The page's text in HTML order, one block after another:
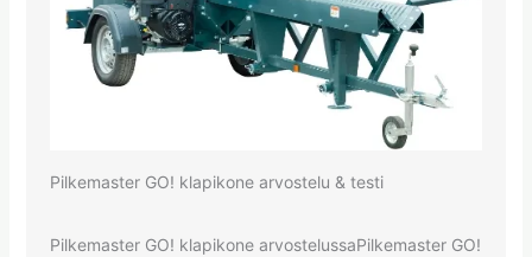
Pilkemaster GO! klapikone arvostelu & testi
Pilkemaster GO! klapikone arvostelussaPilkemaster GO!